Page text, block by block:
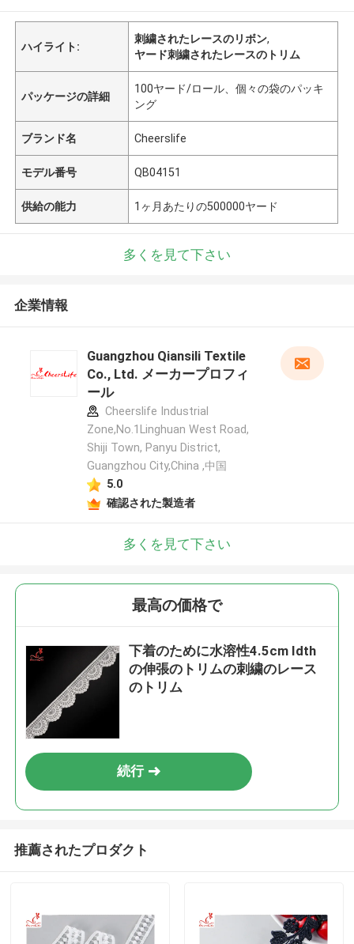
ハイライト:
刺繍されたレースのリボン,
ヤード刺繍されたレースのトリム
パッケージの詳細
100ヤード/ロール、個々の袋のパッキ
ング
ブランド名 Cheerslife
モデル番号 QB04151
供給の能力 1ヶ月あたりの500000ヤード
多くを見て下さい
企業情報
Guangzhou Qiansili Textile
Co., Ltd. メーカープロフィ
ール
Cheerslife Industrial
Zone,No.1Linghuan West Road,
Shiji Town, Panyu District,
Guangzhou City,China ,中国
5.0
確認された製造者
多くを見て下さい
最高の価格で
下着のために水溶性4.5cm Idth
の伸張のトリムの刺繍のレース
のトリム
続行
推薦されたプロダクト